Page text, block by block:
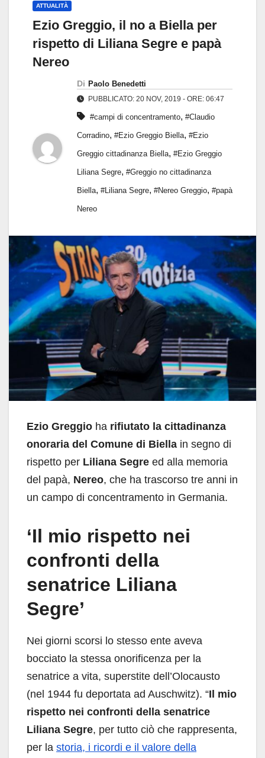
ATTUALITÀ
Ezio Greggio, il no a Biella per
rispetto di Liliana Segre e papà
Nereo
Di Paolo Benedetti
PUBBLICATO: 20 NOV, 2019 - ORE: 06:47
#campi di concentramento, #Claudio
Corradino, #Ezio Greggio Biella, #Ezio
Greggio cittadinanza Biella, #Ezio Greggio
Liliana Segre, #Greggio no cittadinanza
Biella, #Liliana Segre, #Nereo Greggio, #papà
Nereo
Ezio Greggio ha rifiutato la cittadinanza
onoraria del Comune di Biella in segno di
rispetto per Liliana Segre ed alla memoria
del papà, Nereo, che ha trascorso tre anni in
un campo di concentramento in Germania.
‘Il mio rispetto nei
confronti della
senatrice Liliana
Segre’
Nei giorni scorsi lo stesso ente aveva
bocciato la stessa onorificenza per la
senatrice a vita, superstite dell’Olocausto
(nel 1944 fu deportata ad Auschwitz). “Il mio
rispetto nei confronti della senatrice
Liliana Segre, per tutto ciò che rappresenta,
per la storia, i ricordi e il valore della